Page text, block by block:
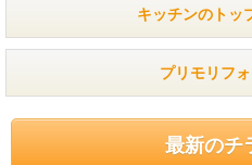
キッチンのトッ
プリモリフ
最新のチ